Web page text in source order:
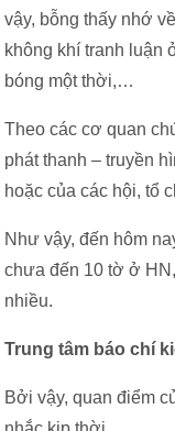
vậy, bỗng thấy nhớ
không khí tranh luận
bóng một thời,…
Theo các cơ quan
phát thanh – truyền
hoặc của các hội, tổ
Như vậy, đến hôm
chưa đến 10 tờ ở
nhiều.
Trung tâm báo chí
Bởi vậy, quan điểm